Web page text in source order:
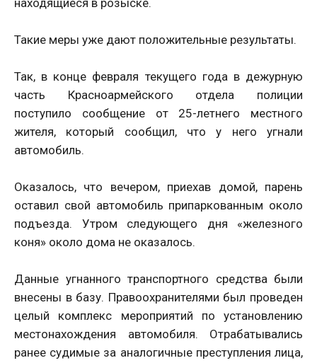
находящиеся в розыске.
Такие меры уже дают положительные результаты.
Так, в конце февраля текущего года в дежурную
часть Красноармейского отдела полиции
поступило сообщение от 25-летнего местного
жителя, который сообщил, что у него угнали
автомобиль.
Оказалось, что вечером, приехав домой, парень
оставил свой автомобиль припаркованным около
подъезда. Утром следующего дня «железного
коня» около дома не оказалось.
Данные угнанного транспортного средства были
внесены в базу. Правоохранителями был проведен
целый комплекс мероприятий по установлению
местонахождения автомобиля. Отрабатывались
ранее судимые за аналогичные преступления лица,